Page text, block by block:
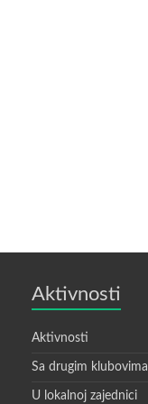
Aktivnosti
Aktivnosti
Sa drugim klubovima
U lokalnoj zajednici